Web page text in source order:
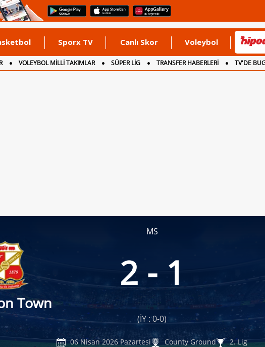
Sporx TV Canlı Skor Voleybol
VOLEYBOL MİLLİ TAKIMLAR SÜPER LİG TRANSFER HABERLERİ TV'DE
MS
Town
2 - 1
(İY : 0-0)
06 Nisan 2026 Pazartesi County Ground 2. Lig